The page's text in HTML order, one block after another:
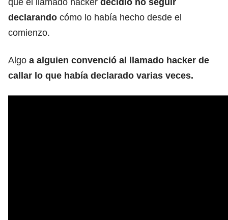
que el llamado hacker decidió no seguir
declarando cómo lo había hecho desde el
comienzo.
Algo a alguien convenció al llamado hacker de
callar lo que había declarado varias veces.